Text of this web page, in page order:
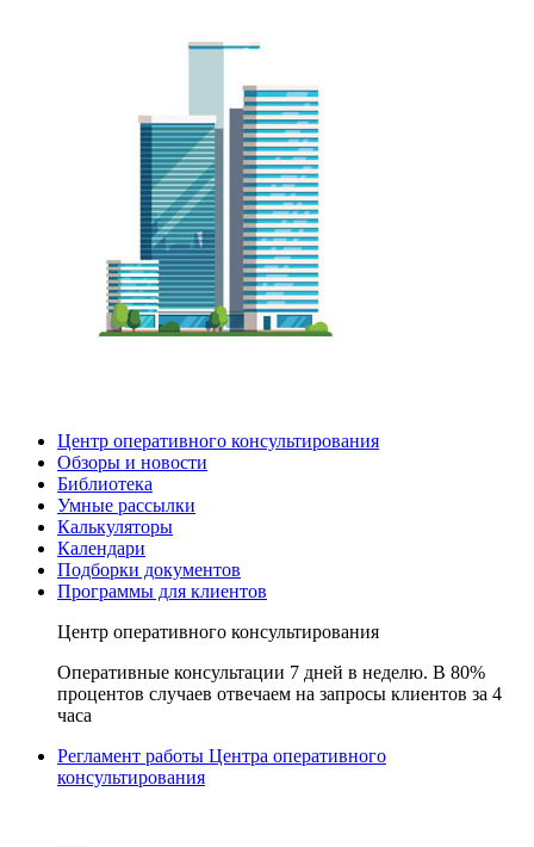
Центр оперативного консультирования
Обзоры и новости
Библиотека
Умные рассылки
Калькуляторы
Календари
Подборки документов
Программы для клиентов
Центр оперативного консультирования
Оперативные консультации 7 дней в неделю. В 80%
процентов случаев отвечаем на запросы клиентов за 4
часа
Регламент работы Центра оперативного
консультирования